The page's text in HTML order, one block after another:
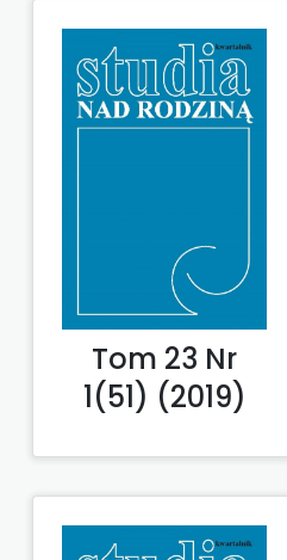
Tom 23 Nr
1(51) (2019)